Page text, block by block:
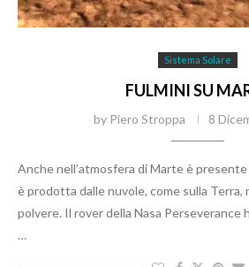
Sistema Solare
FULMINI SU
by Piero Stroppa 8
Anche nell’atmosfera di Marte è
è prodotta dalle nuvole, come sulla Terra,
polvere. Il rover della Nasa
…